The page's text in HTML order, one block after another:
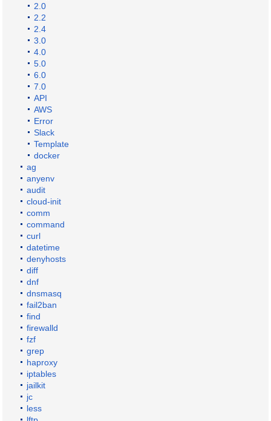
2.0
2.2
2.4
3.0
4.0
5.0
6.0
7.0
API
AWS
Error
Slack
Template
docker
ag
anyenv
audit
cloud-init
comm
command
curl
datetime
denyhosts
diff
dnf
dnsmasq
fail2ban
find
firewalld
fzf
grep
haproxy
iptables
jailkit
jc
less